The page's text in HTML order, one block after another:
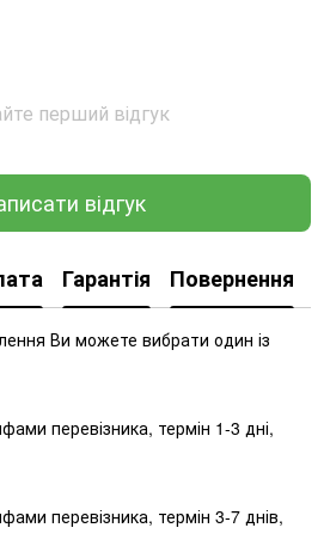
перший відгук
відгук
Гарантія Повернення
Ви можете вибрати один із
перевізника, термін 1-3 дні,
перевізника, термін 3-7 днів,